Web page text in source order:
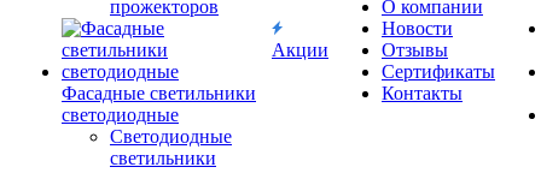
прожекторов
Фасадные светильники
светодиодные
Светодиодные
светильники
Акции
О компании
Новости
Отзывы
Сертификаты
Контакты